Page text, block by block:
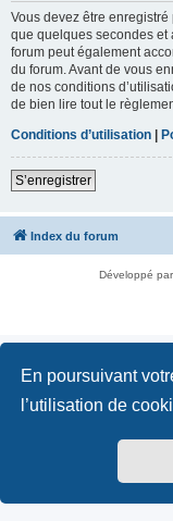
En poursuivant
l’utilisation de
Vous devez être enregistré
que quelques secondes et
forum peut également
du forum. Avant de vous
de nos conditions
de bien lire tout le
Conditions d’utilisation |
S’enregistrer
Index du forum
Développé par